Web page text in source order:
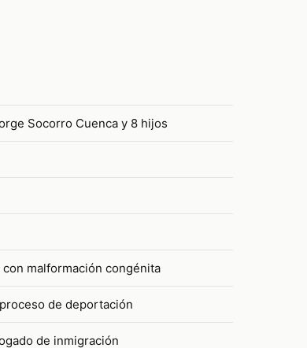
Socorro Cuenca y 8 hijos
malformación congénita
de deportación
de inmigración